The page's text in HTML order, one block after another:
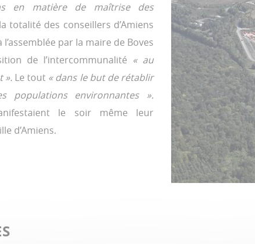
en matière de maîtrise des
totalité des conseillers d’Amiens
par la maire de Boves
de l’intercommunalité « au
». Le tout « dans le but de rétablir
populations environnantes ».
le soir même leur
d’Amiens.